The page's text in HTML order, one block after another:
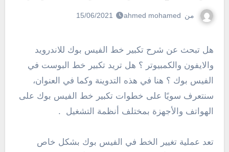
من ahmed mohamed
15/06/2021
هل تبحث عن شرح تكبير خط الفيس بوك للاندرويد
والايفون والكمبيوتر ؟ هل تريد تكبير خط البوست في
الفيس بوك ؟ هنا في هذه التدوينة وكما في العنوان،
سنتعرف سويًا على خطوات تكبير خط الفيس بوك على
الهواتف والأجهزة بمختلف أنظمة التشغيل .
تعد عملية تغيير الخط في الفيس بوك بشكل خاص